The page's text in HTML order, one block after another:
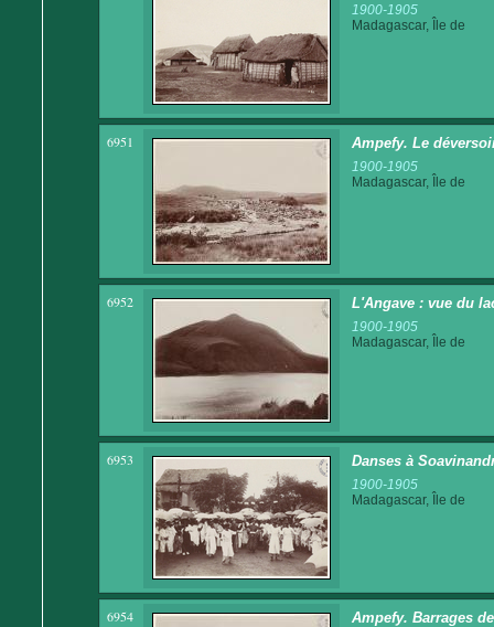
1900-1905
Madagascar, Île de
6951 Ampefy. Le
1900-1905
Madagascar, Île de
6952 L'Angave : vue du
1900-1905
Madagascar, Île de
6953 Danses à
1900-1905
Madagascar, Île de
6954 Ampefy. Barrages